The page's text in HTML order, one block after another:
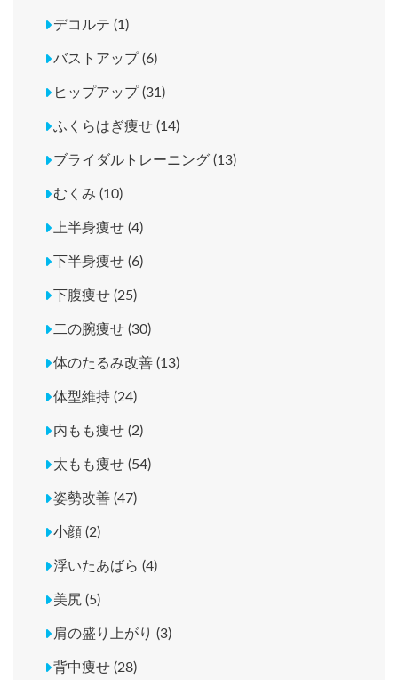
デコルテ (1)
バストアップ (6)
ヒップアップ (31)
ふくらはぎ痩せ (14)
ブライダルトレーニング (13)
むくみ (10)
上半身痩せ (4)
下半身痩せ (6)
下腹痩せ (25)
二の腕痩せ (30)
体のたるみ改善 (13)
体型維持 (24)
内もも痩せ (2)
太もも痩せ (54)
姿勢改善 (47)
小顔 (2)
浮いたあばら (4)
美尻 (5)
肩の盛り上がり (3)
背中痩せ (28)